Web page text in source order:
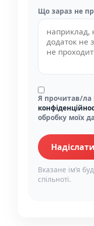
Що зараз не
Я прочитав/ла
обробку моїх
Вказане імʼя
спільноті.